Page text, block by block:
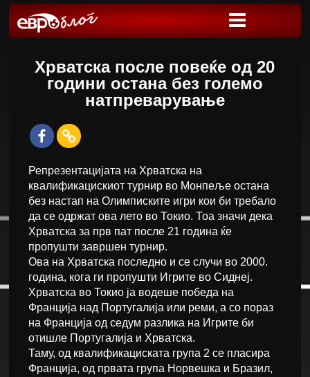
Хрватска после повеќе од 20
години остана без големо
натпреварување
Репрезентацијата на Хрватска на
квалификацискиот турнир во Монпеље остана
без настап на Олимписките игри кои би требало
да се одржат ова лето во Токио. Тоа значи дека
Хрватска за прв пат после 21 година ќе
пропушти завршен турнир.
Ова на Хрватска последно и се случи во 2000.
година, кога ги пропушти Игрите во Сиднеј.
Хрватска во Токио ја водеше победа на
Франција над Португалија или реми, а со пораз
на Франција од седум разлика на Игрите би
отишле Португалија и Хрватска.
Таму, од квалификациската група 2 се пласира
Франција, од првата група Норвешка и Бразил,